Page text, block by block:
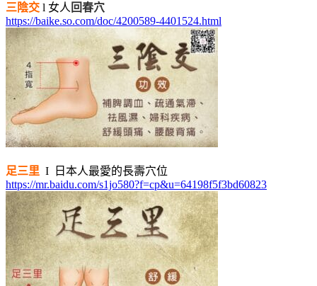
三陰交 l 女人 回春穴
https://baike.so.com/doc/4200589-4401524.html
足三里 I 日本人最愛的長壽穴位
https://mr.baidu.com/s1jo580?f=cp&u=64198f5f3bd60823